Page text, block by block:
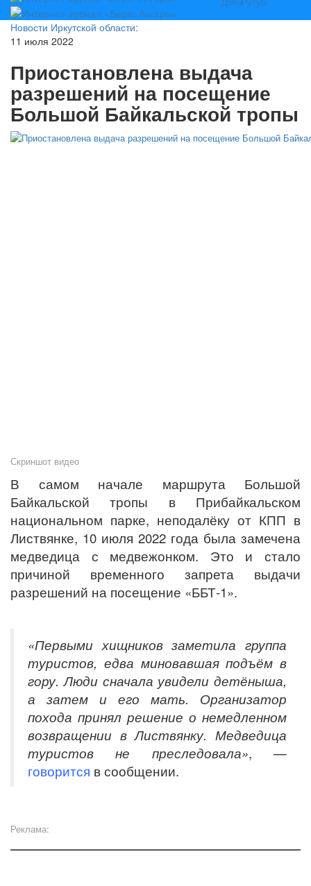
Новости Иркутской области:
11 июля 2022
Приостановлена выдача
разрешений на посещение
Большой Байкальской тропы
Скриншот видео
В самом начале маршрута Большой
Байкальской тропы в Прибайкальском
национальном парке, неподалёку от КПП в
Листвянке, 10 июля 2022 года была замечена
медведица с медвежонком. Это и стало
причиной временного запрета выдачи
разрешений на посещение «ББТ-1».
«Первыми хищников заметила группа
туристов, едва миновавшая подъём в
гору. Люди сначала увидели детёныша,
а затем и его мать. Организатор
похода принял решение о немедленном
возвращении в Листвянку. Медведица
туристов не преследовала», —
говорится в сообщении.
Реклама: